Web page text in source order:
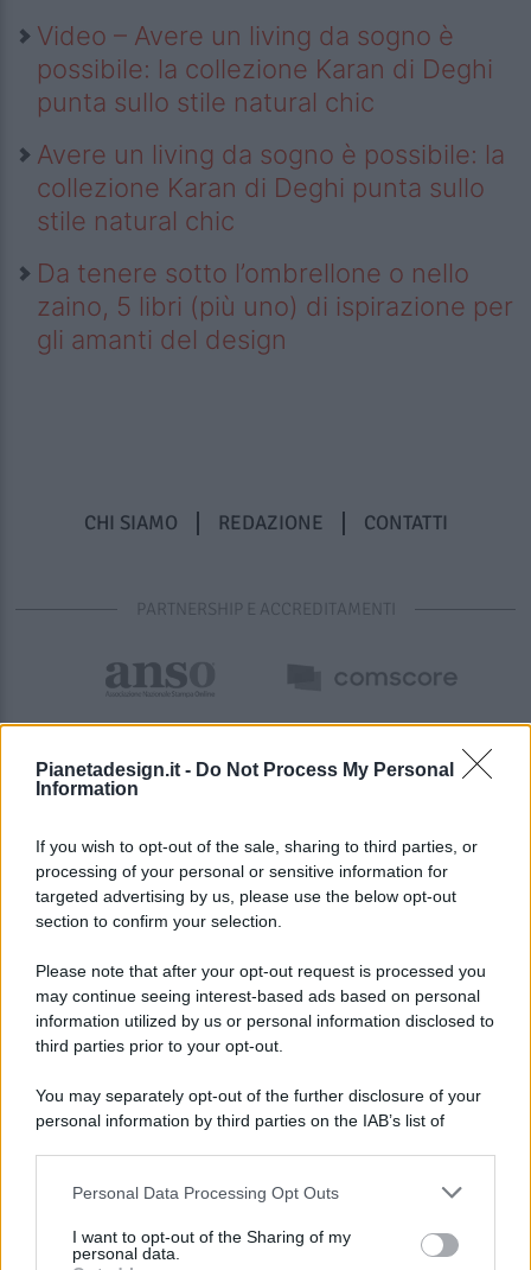
Pianetadesign.it - Do Not Process My Personal
Information
If you wish to opt-out of the sale, sharing to third parties, or
processing of your personal or sensitive information for
targeted advertising by us, please use the below opt-out
section to confirm your selection.
Please note that after your opt-out request is processed you
may continue seeing interest-based ads based on personal
information utilized by us or personal information disclosed to
third parties prior to your opt-out.
You may separately opt-out of the further disclosure of your
personal information by third parties on the IAB’s list of
This information may also be disclosed by us to third parties
disclose it to other third parties.
Personal Data Processing Opt Outs
I want to opt-out of the Sharing of my
personal data.
Video – Avere un living da sogno è
possibile: la collezione Karan di Deghi
punta sullo stile natural chic
Avere un living da sogno è possibile: la
collezione Karan di Deghi punta sullo
stile natural chic
Da tenere sotto l’ombrellone o nello
zaino, 5 libri (più uno) di ispirazione per
gli amanti del design
CHI SIAMO REDAZIONE CONTATTI
PARTNERSHIP E ACCREDITAMENTI
© 2026 - Pianeta Design - P.IVA 04827280654 - Testata
Registrata Al Tribunale Di Nocera Inferiore N. 8/2020 - RG N.
ISCRIZIONE AL ROC N. 35792 – ISCRITTA ALL’ANSO
(ASSOCIAZIONE NAZIONALE STAMPA ONLINE)
PREFERENZE PRIVACY